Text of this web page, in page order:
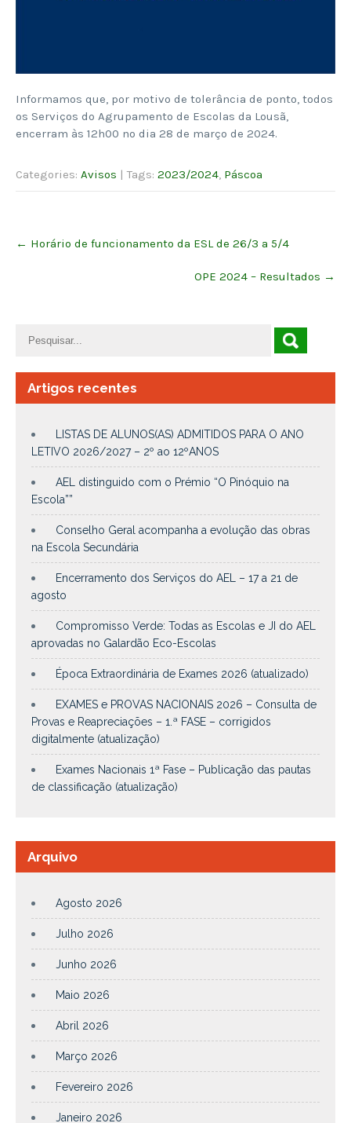
Informamos que, por motivo de tolerância de ponto, todos
os Serviços do Agrupamento de Escolas da Lousã,
encerram às 12h00 no dia 28 de março de 2024.
Categories: Avisos | Tags: 2023/2024 Páscoa
navigation
← Horário de funcionamento da ESL de 26/3 a 5/4
OPE 2024 – Resultados →
Artigos recentes
LISTAS DE ALUNOS(AS) ADMITIDOS PARA O ANO
LETIVO 2026/2027 – 2º ao 12ºANOS
AEL distinguido com o Prémio “O Pinóquio na
Escola””
Conselho Geral acompanha a evolução das obras
na Escola Secundária
Encerramento dos Serviços do AEL – 17 a 21 de
agosto
Compromisso Verde: Todas as Escolas e JI do AEL
aprovadas no Galardão Eco-Escolas
Época Extraordinária de Exames 2026 (atualizado)
EXAMES e PROVAS NACIONAIS 2026 – Consulta de
Provas e Reapreciações – 1.ª FASE – corrigidos
digitalmente (atualização)
Exames Nacionais 1ª Fase – Publicação das pautas
de classificação (atualização)
Arquivo
Agosto 2026
Julho 2026
Junho 2026
Maio 2026
Abril 2026
Março 2026
Fevereiro 2026
Janeiro 2026